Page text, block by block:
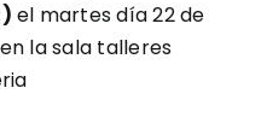
el martes día 22 de
la sala talleres